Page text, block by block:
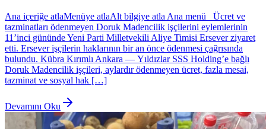
Ana içeriğe atlaMenüye atlaAlt bilgiye atla Ana menü Ücret ve
tazminatları ödenmeyen Doruk Madencilik işçilerini eylemlerinin
11’inci gününde Yeni Parti Milletvekili Aliye Timisi Ersever ziyaret
etti. Ersever işçilerin haklarının bir an önce ödenmesi çağrısında
bulundu. Kübra Kırımlı Ankara — Yıldızlar SSS Holding’e bağlı
Doruk Madencilik işçileri, aylardır ödenmeyen ücret, fazla mesai,
tazminat ve sosyal hak […]
Devamını Oku